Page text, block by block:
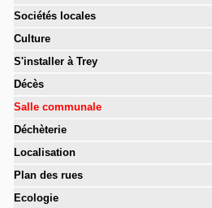
Sociétés locales
Culture
S'installer à Trey
Décès
Salle communale
Déchèterie
Localisation
Plan des rues
Ecologie